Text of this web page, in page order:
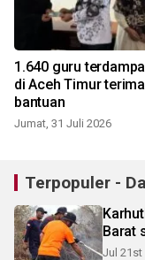
1.640 guru
di Aceh Timur terima
bantuan
Jumat, 31 Juli 2026
Terpopuler -
Barat
Jul 21st